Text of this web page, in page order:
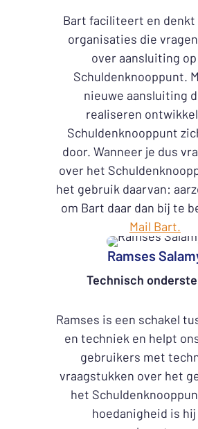
Bart faciliteert en denkt
organisaties die
over aansluiting
Schuldenknooppunt.
nieuwe aansluiting
realiseren
Schuldenknooppunt
door. Wanneer je dus
over het
het gebruik daarvan:
om Bart daar dan bij te
Mail Bart.
Ramses
Technisch
Ramses is een schakel
en techniek en helpt
gebruikers met
vraagstukken over het
het
hoedanigheid is